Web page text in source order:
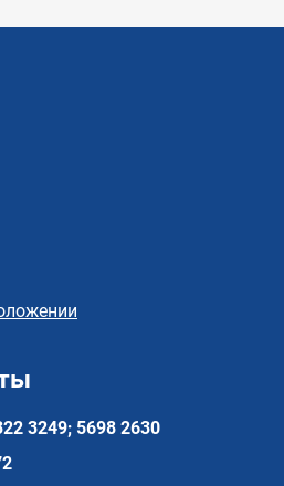
3249; 5698 2630